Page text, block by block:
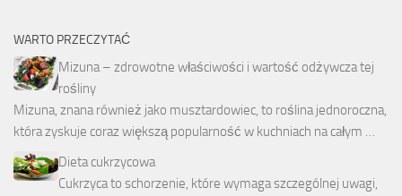
WARTO PRZECZYTAĆ
Mizuna – zdrowotne właściwości i wartość odżywcza tej
rośliny
Mizuna, znana również jako musztardowiec, to roślina jednoroczna,
która zyskuje coraz większą popularność w kuchniach na całym …
Dieta cukrzycowa
Cukrzyca to schorzenie, które wymaga szczególnej uwagi,